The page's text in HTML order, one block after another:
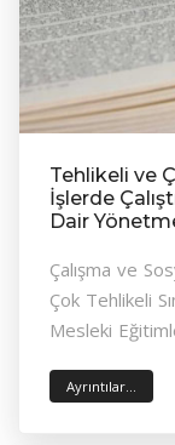
Tehlikeli ve
İşlerde
Dair
Çalışma ve
Çok Tehlikeli
Mesleki
Ayrıntılar...